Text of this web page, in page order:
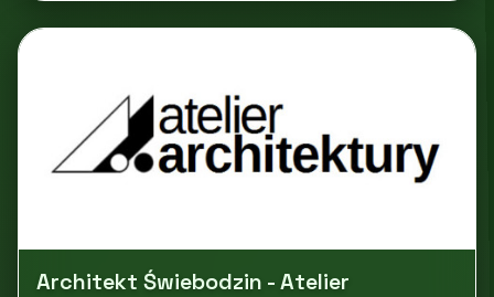
Architekt Świebodzin - Atelier